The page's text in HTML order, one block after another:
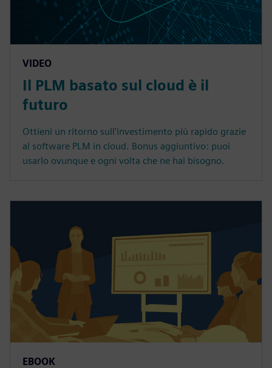
VIDEO
Il PLM basato sul cloud è il
futuro
Ottieni un ritorno sull'investimento più rapido grazie
al software PLM in cloud. Bonus aggiuntivo: puoi
usarlo ovunque e ogni volta che ne hai bisogno.
EBOOK